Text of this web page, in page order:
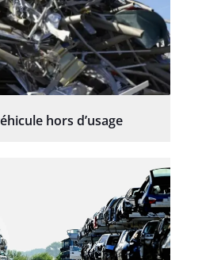
hors d’usage